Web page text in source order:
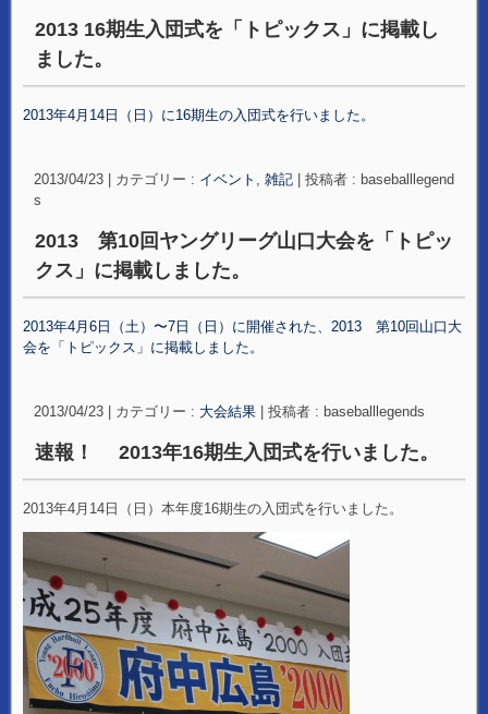
2013 16期生入団式を「トピックス」に掲載し
ました。
2013年4月14日（日）に16期生の入団式を行いました。
2013/04/23 カテゴリー : イベント , 雑記
投稿者 : baseballlegend
s
2013 第10回ヤングリーグ山口大会を「トピッ
クス」に掲載しました。
2013年4月6日（土）〜7日（日）に開催された、2013 第10回山口大
会を「トピックス」に掲載しました。
2013/04/23 カテゴリー : 大会結果 投稿者 : baseballlegends
速報！ 2013年16期生入団式を行いました。
2013年4月14日（日）本年度16期生の入団式を行いました。